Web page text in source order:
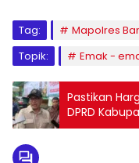
Tag: Mapolres
Topik:
Emak -
Pastikan
DPRD
Pasar